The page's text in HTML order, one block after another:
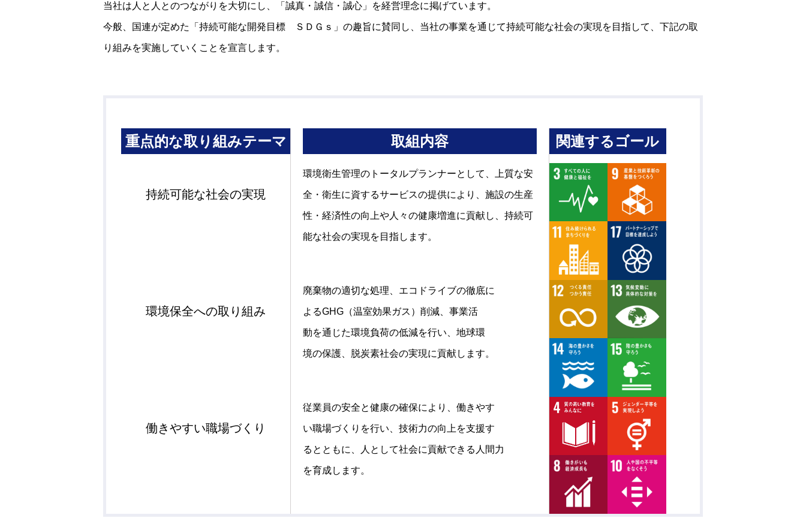
当社は人と人とのつながりを大切にし、「誠真・誠信・誠心」を経営理念に掲げています。
今般、国連が定めた「持続可能な開発目標 ＳＤＧｓ」の趣旨に賛同し、当社の事業を通じて持続可能な社会の実現を目指して、下記の取
り組みを実施していくことを宣言します。
重点的な取り組みテーマ
持続可能な社会の実現
取組内容
環境衛生管理のトータルプランナーとして、上質な安
全・衛生に資するサービスの提供により、施設の生産
性・経済性の向上や人々の健康増進に貢献し、持続可
能な社会の実現を目指します。
関連するゴール
環境保全への取り組み
廃棄物の適切な処理、エコドライブの徹底に
よるGHG（温室効果ガス）削減、事業活
動を通じた環境負荷の低減を⾏い、地球環
境の保護、脱炭素社会の実現に貢献します。
働きやすい職場づくり
従業員の安全と健康の確保により、働きやす
い職場づくりを⾏い、技術⼒の向上を⽀援す
るとともに、⼈として社会に貢献できる⼈間⼒
を育成します。